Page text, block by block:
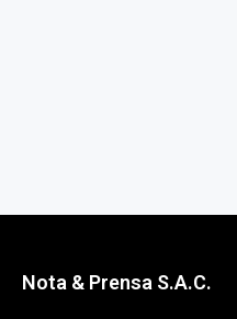
Nota & Prensa S.A.C.